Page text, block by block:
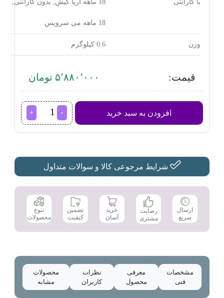
با گارانتی 18 ماهه آریا کیش, بدون گارانتی,
18 ماهه می سرویس
وزن 0.6 کیلوگرم
قیمت: ۵٬۸۸۰٬۰۰۰ تومان
افزودن به سبد خرید
آسیاب
قهوه
عدد
شرایط مرجوعی کالا و سوالات متداول
ارسال
سریع
رضایت
مشتری
خرید
آسان
تضمین
کیفیت
تنوع
محصولات
مشخصات
فنی
معرفی
محصول
نظرات
کاربران
محصولات
مشابه